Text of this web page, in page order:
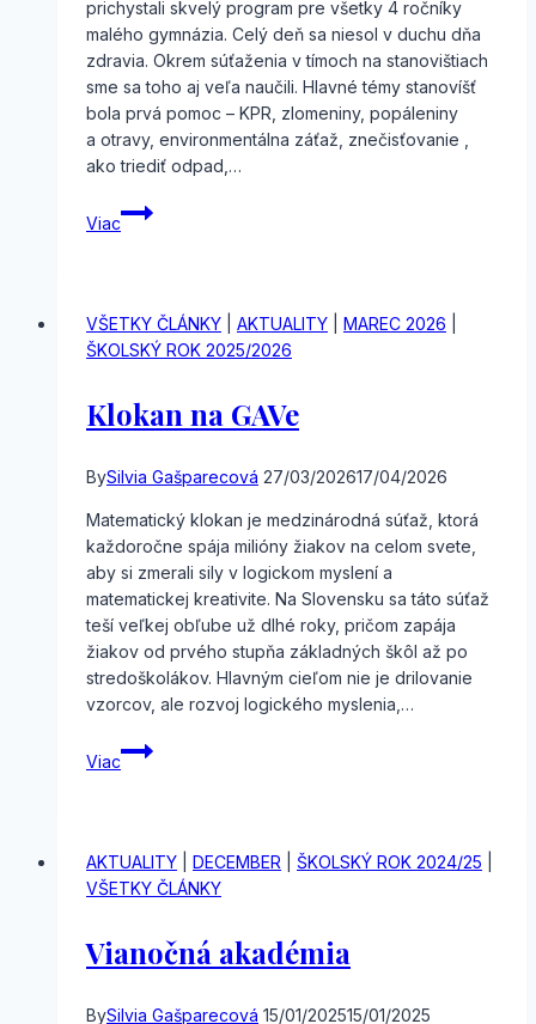
prichystali skvelý program pre všetky 4 ročníky
malého gymnázia. Celý deň sa niesol v duchu dňa
zdravia. Okrem súťaženia v tímoch na stanovištiach
sme sa toho aj veľa naučili. Hlavné témy stanovíšť
bola prvá pomoc – KPR, zlomeniny, popáleniny
a otravy, environmentálna záťaž, znečisťovanie ,
ako triediť odpad,…
Viac
DEŇ
ZDRAVIA
VŠETKY ČLÁNKY
AKTUALITY MAREC 2026
ŠKOLSKÝ ROK 2025/2026
Klokan na GAVe
BySilvia Gašparecová 27/03/202617/04/2026
Matematický klokan je medzinárodná súťaž, ktorá
každoročne spája milióny žiakov na celom svete,
aby si zmerali sily v logickom myslení a
matematickej kreativite. Na Slovensku sa táto súťaž
teší veľkej obľube už dlhé roky, pričom zapája
žiakov od prvého stupňa základných škôl až po
stredoškolákov. Hlavným cieľom nie je drilovanie
vzorcov, ale rozvoj logického myslenia,…
Viac
Klokan
na
AKTUALITY DECEMBER ŠKOLSKÝ ROK 2024/25
VŠETKY ČLÁNKY
Vianočná akadémia
BySilvia Gašparecová 15/01/202515/01/2025